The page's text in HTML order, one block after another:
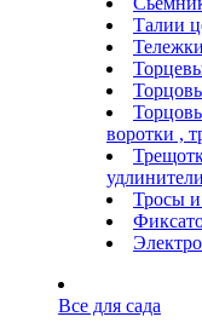
Талии
воротки ,
удлинители
Тросы
Все для сада